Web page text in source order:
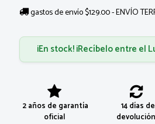
gastos de envío $129.00 - ENVÍO
¡En stock! ¡Recíbelo entre el
2 años de garantía
oficial
14 días de
devolución